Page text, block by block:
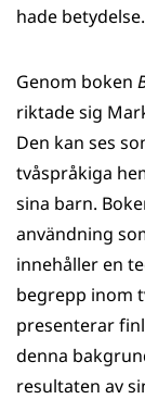
hade betydelse.
Genom boken
riktade sig
Den kan ses
tvåspråkiga
sina barn.
användning
innehåller en
begrepp inom
presenterar
denna
resultaten av